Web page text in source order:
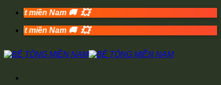
miền Nam 🚚 💥
miền Nam 🚚 💥